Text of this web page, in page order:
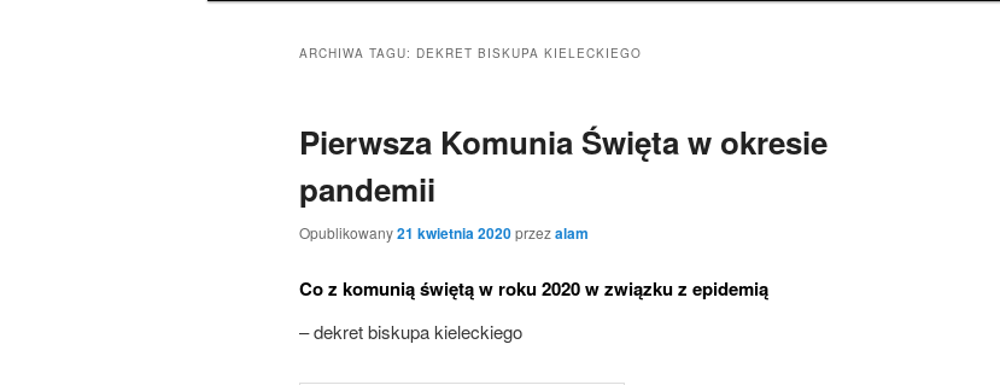
ARCHIWA TAGU: DEKRET BISKUPA KIELECKIEGO
Pierwsza Komunia Święta w okresie
pandemii
Opublikowany21 kwietnia 2020przezalam
Co z komunią świętą w roku 2020 w związku z epidemią
– dekret biskupa kieleckiego